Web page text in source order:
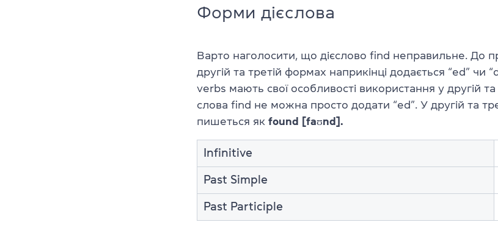
Форми дієслова
Варто наголосити, що дієслово find неправильне. До
другій та третій формах наприкінці додається “ed” чи
verbs мають свої особливості використання у другій
слова find не можна просто додати “ed”. У другій та
пишеться як found [faʊnd].
Infinitive
Past Simple
Past Participle